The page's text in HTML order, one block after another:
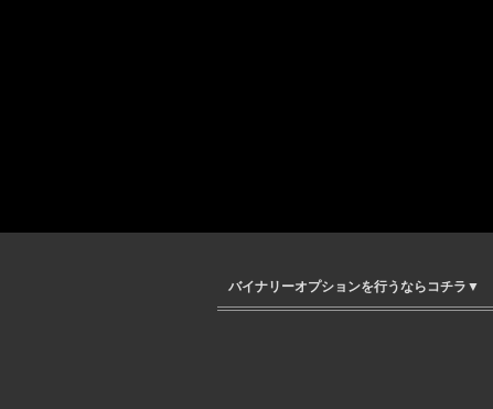
バイナリーオプションを行うならコチラ▼